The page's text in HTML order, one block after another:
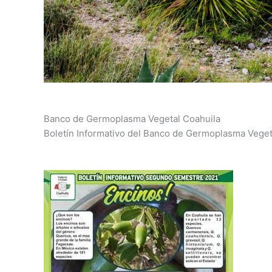
Banco de Germoplasma Vegetal Coahuila
Boletín Informativo del Banco de Germoplasma